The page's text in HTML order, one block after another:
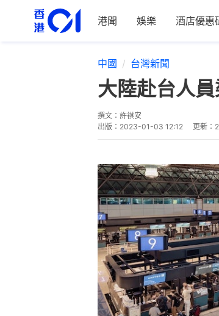
港聞 娛樂 酒店優惠
中國 台灣新聞
大陸赴台人
撰文： 許祺安
出版： 2023-01-03 12:12 更新：